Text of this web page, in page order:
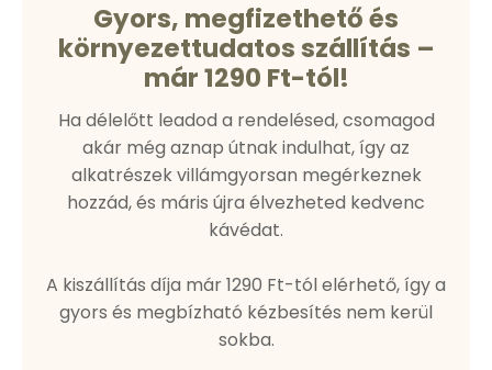
Gyors, megfizethető és
környezettudatos szállítás –
már 1290 Ft-tól!
Ha délelőtt leadod a rendelésed, csomagod
akár még aznap útnak indulhat, így az
alkatrészek villámgyorsan megérkeznek
hozzád, és máris újra élvezheted kedvenc
kávédat.
A kiszállítás díja már 1290 Ft-tól elérhető, így a
gyors és megbízható kézbesítés nem kerül
sokba.